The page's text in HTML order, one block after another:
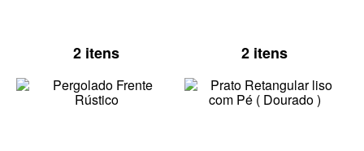
2 itens 2 itens